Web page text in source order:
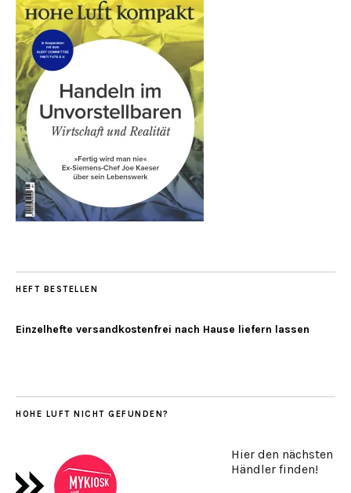
HEFT BESTELLEN
Einzelhefte versandkostenfrei nach Hause liefern lassen
HOHE LUFT NICHT GEFUNDEN?
Hier den nächsten
Händler finden!